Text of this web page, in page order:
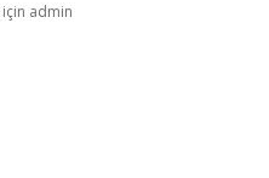
için admin